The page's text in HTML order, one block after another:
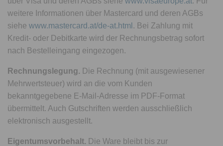
weitere Informationen über Mastercard und deren AGBs
siehewww.mastercard.at/de-at.html . Bei Zahlung mit
Kredit- oder Debitkarte wird der Rechnungsbetrag sofort
nach Bestelleingang eingezogen.
Rechnungslegung. Die Rechnung (mit ausgewiesener
Mehrwertsteuer) wird an die vom Kunden
bekanntgegebene E-Mail-Adresse im PDF-Format
übermittelt. Auch Gutschriften werden ausschließlich
elektronisch ausgestellt.
Eigentumsvorbehalt. Die Ware bleibt bis zur